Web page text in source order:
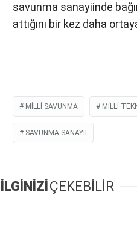
savunma sanayiinde
attığını bir kez daha
MILLI SAVUNMA MILLI
SAVUNMA SANAYİİ
İLGİNİZİÇEKEBİLİR